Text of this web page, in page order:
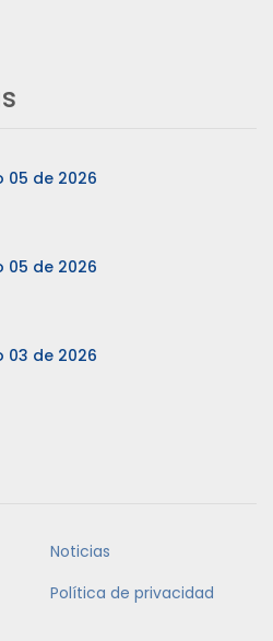
05 de 2026
05 de 2026
03 de 2026
Noticias
Política de privacidad